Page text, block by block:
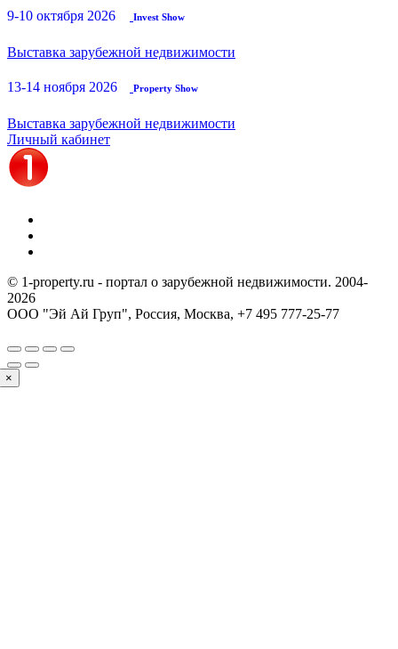
9-10 октября 2026 Invest Show
Выставка зарубежной недвижимости
13-14 ноября 2026 Property Show
Выставка зарубежной недвижимости
Личный кабинет
© 1-property.ru - портал о зарубежной недвижимости. 2004-
2026
ООО "Эй Ай Груп", Россия, Москва, +7 495 777-25-77
×